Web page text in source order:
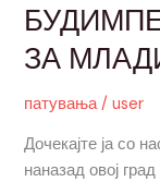
ЗА
патувања/user
Дочекајте ја со
наназад овој